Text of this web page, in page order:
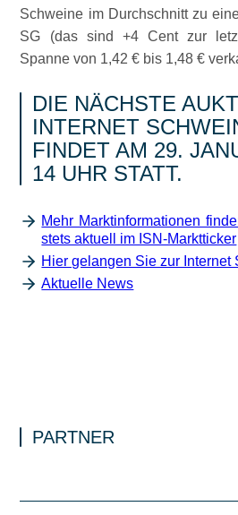
Schweine im Durchschnitt zu
SG (das sind +4 Cent zur
Spanne von 1,42 € bis 1,48 €
DIE NÄCHSTE
INTERNET
FINDET AM 29.
14 UHR STATT.
Mehr Marktinformationen
stets aktuell im ISN-Marktticker
Hier gelangen Sie zur Internet
Aktuelle News
PARTNER